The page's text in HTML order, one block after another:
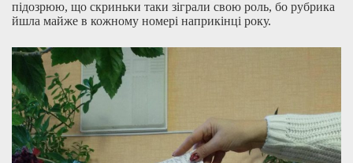
підозрюю, що скриньки таки зіграли свою роль, бо рубрика
йшла майже в кожному номері наприкінці року.